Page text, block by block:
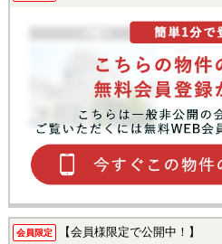
会員限定 【会員様限定で公開中！】